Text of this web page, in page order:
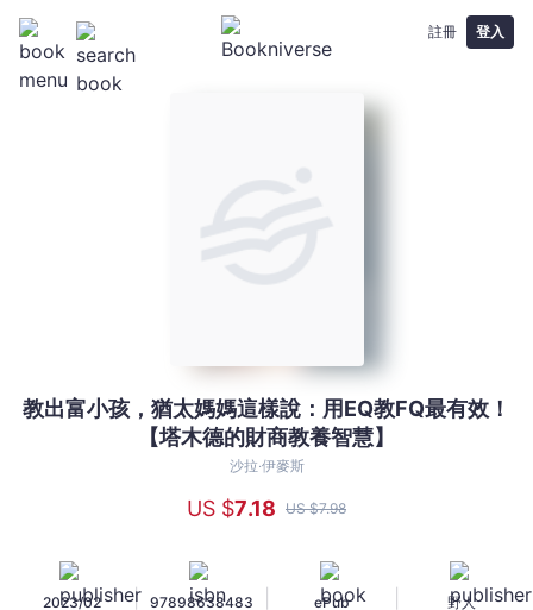
註冊 登入
教
教出富小孩，猶太媽媽這樣說：用EQ教FQ最有效！
【塔木德的財商教養智慧】
沙拉‧伊麥斯
US $7.18 US $7.98
2023/02 | 97898638483
ePub 野人